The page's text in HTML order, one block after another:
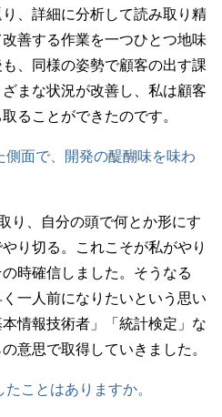
、詳細に分析して読み取り精
善する作業を一つひとつ地味
、同様の姿勢で顧客の出す課
まな状況が改善し、私は顧客
ることができたのです。
面で、開発の醍醐味を味わ
り、自分の頭で何とか形にす
り切る。これこそが私がやり
時確信しました。そうなる
一人前になりたいという思い
情報技術者」「統計検定」な
意思で取得していきました。
ことはありますか。